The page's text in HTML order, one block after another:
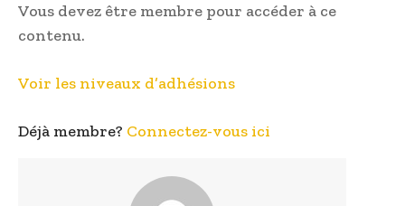
Vous devez être membre pour accéder à ce
contenu.
Voir les niveaux d’adhésions
Déjà membre? Connectez-vous ici